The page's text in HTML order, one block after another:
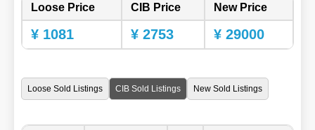
Loose Price CIB Price New Price
¥ 1081 ¥ 2753 ¥ 29000
Loose Sold Listings CIB Sold Listings New Sold Listings